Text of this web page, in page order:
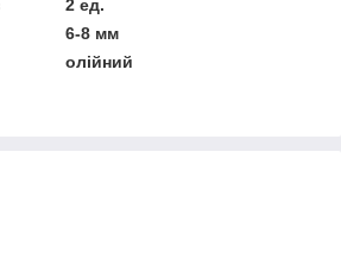
2 ед.
6-8 мм
олійний